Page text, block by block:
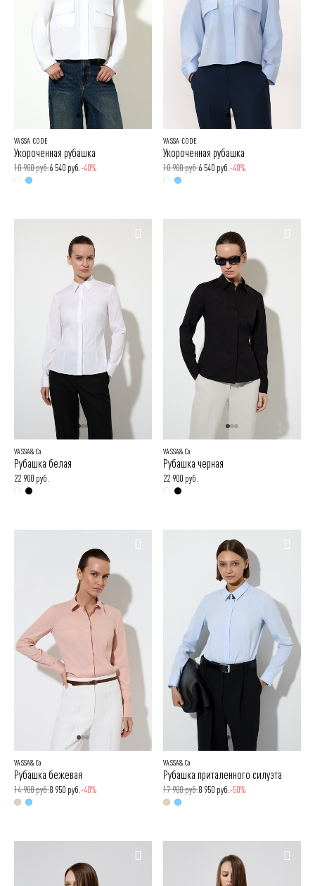
VASSA CODE
Укороченная рубашка
10 900 руб.6 540 руб. -40%
VASSA CODE
Укороченная рубашка
10 900 руб.6 540 руб. -40%
VASSA&Co
Рубашка белая
22 900 руб.
VASSA&Co
Рубашка черная
22 900 руб.
VASSA&Co
Рубашка бежевая
14 900 руб.8 950 руб. -40%
VASSA&Co
Рубашка приталенного силуэта
17 900 руб.8 950 руб. -50%